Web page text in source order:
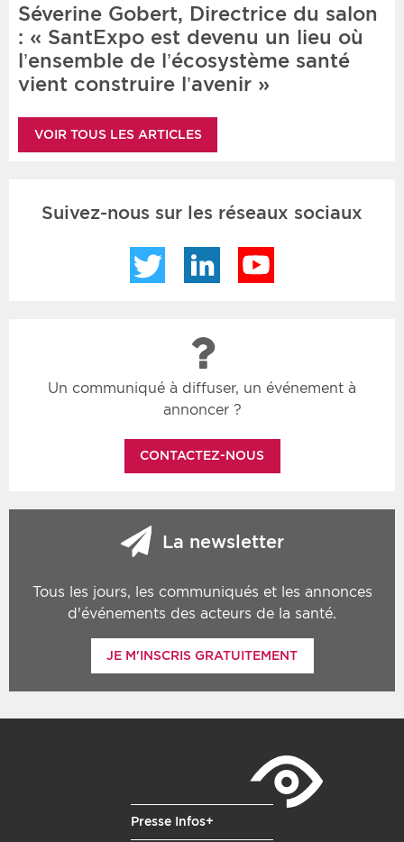
Séverine Gobert, Directrice du salon
: « SantExpo est devenu un lieu où
l’ensemble de l’écosystème santé
vient construire l’avenir »
VOIR TOUS LES ARTICLES
Suivez-nous sur les réseaux sociaux
Twitter LinkedIn
Un communiqué à diffuser, un événement à
annoncer ?
CONTACTEZ-NOUS
La newsletter
Tous les jours, les communiqués et les annonces
d'événements des acteurs de la santé.
JE M'INSCRIS GRATUITEMENT
Presse Infos+